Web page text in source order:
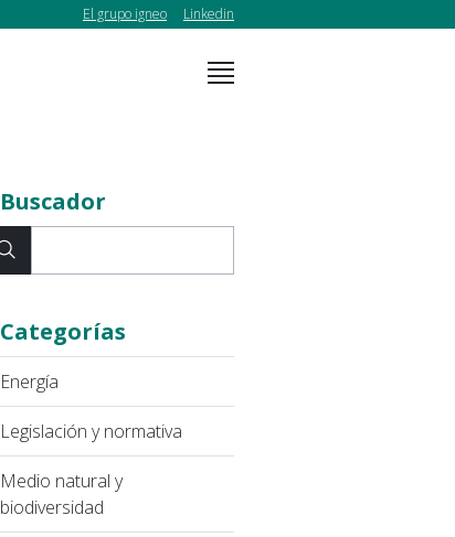
El grupo igneo Linkedin
Buscador
Categorías
Energía
Legislación y normativa
Medio natural y
biodiversidad